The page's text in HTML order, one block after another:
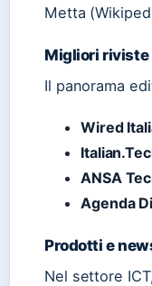
Metta
Migliori riviste
Il panorama
Wired
ANSA
Agenda
Prodotti e
Nel settore